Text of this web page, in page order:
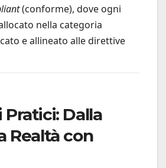
(conforme), dove ogni
nella categoria
e allineato alle direttive
Pratici: Dalla
Realtà con